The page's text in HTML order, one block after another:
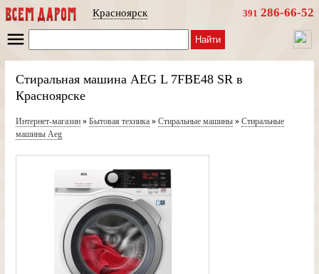
Красноярск 391 286-66-52
Найти
Стиральная машина AEG L 7FBE48 SR в
Красноярске
Интернет-магазин» Бытовая техника» Стиральные машины» Стиральные
машины Aeg